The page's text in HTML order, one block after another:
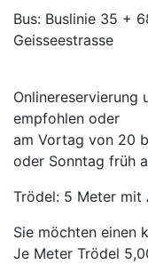
Bus: Buslinie 35 +
Geisseestrasse
Onlinereservierung
empfohlen oder
am Vortag von 20
oder Sonntag früh
Trödel: 5 Meter mit
Sie möchten einen
Je Meter Trödel